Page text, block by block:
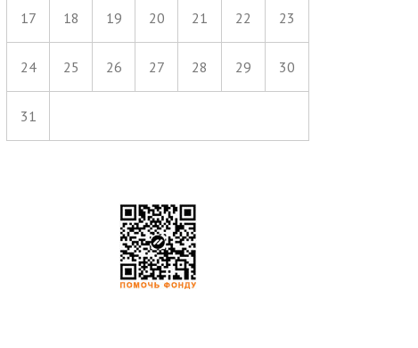
17 18 19 20 21 22 23
24 25 26 27 28 29 30
31